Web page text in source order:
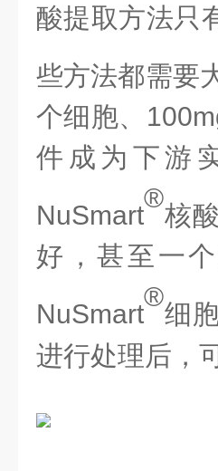
酸提取方法只
些方法都需要
个细胞、
件成为下游
NuSmart
®
核
好，甚至一
NuSmart
®
细
进行处理后，